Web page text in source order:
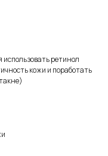
использовать ретинол
кожи и поработать